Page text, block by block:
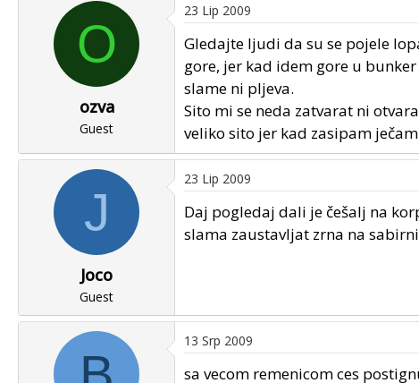
O
ozva
Guest
23 Lip 2009
Gledajte ljudi da su se pojele
gore, jer kad idem gore u
slame ni pljeva.
Sito mi se neda zatvarat ni
veliko sito jer kad zasipam
J
Joco
Guest
23 Lip 2009
Daj pogledaj dali je češalj na
slama zaustavljat zrna na
13 Srp 2009
sa vecom remenicom ces